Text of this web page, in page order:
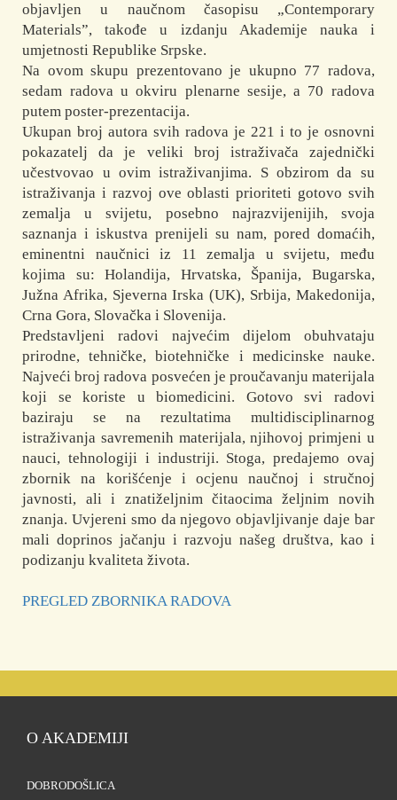
objavljen u naučnom časopisu „Contemporary
Materials”, takođe u izdanju Akademije nauka i
umjetnosti Republike Srpske.
Na ovom skupu prezentovano je ukupno 77 radova,
sedam radova u okviru plenarne sesije, a 70 radova
putem poster-prezentacija.
Ukupan broj autora svih radova je 221 i to je osnovni
pokazatelj da je veliki broj istraživača zajednički
učestvovao u ovim istraživanjima. S obzirom da su
istraživanja i razvoj ove oblasti prioriteti gotovo svih
zemalja u svijetu, posebno najrazvijenijih, svoja
saznanja i iskustva prenijeli su nam, pored domaćih,
eminentni naučnici iz 11 zemalja u svijetu, među
kojima su: Holandija, Hrvatska, Španija, Bugarska,
Južna Afrika, Sjeverna Irska (UK), Srbija, Makedonija,
Crna Gora, Slovačka i Slovenija.
Predstavljeni radovi najvećim dijelom obuhvataju
prirodne, tehničke, biotehničke i medicinske nauke.
Najveći broj radova posvećen je proučavanju materijala
koji se koriste u biomedicini. Gotovo svi radovi
baziraju se na rezultatima multidisciplinarnog
istraživanja savremenih materijala, njihovoj primjeni u
nauci, tehnologiji i industriji. Stoga, predajemo ovaj
zbornik na korišćenje i ocjenu naučnoj i stručnoj
javnosti, ali i znatiželjnim čitaocima željnim novih
znanja. Uvjereni smo da njegovo objavljivanje daje bar
mali doprinos jačanju i razvoju našeg društva, kao i
podizanju kvaliteta života.
PREGLED ZBORNIKA RADOVA
O AKADEMIJI
DOBRODOŠLICA